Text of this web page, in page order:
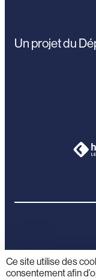
Un projet du
Ce site utilise des
consentement afin